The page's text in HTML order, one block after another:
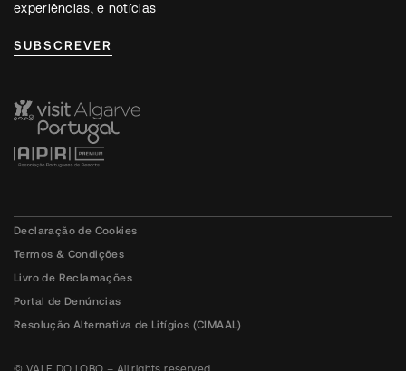
experiências, e notícias
SUBSCREVER
Declaração de Cookies
Termos & Condições
Livro de Reclamações
Portal de Denúncias
Resolução Alternativa de Litígios (CIMAAL)